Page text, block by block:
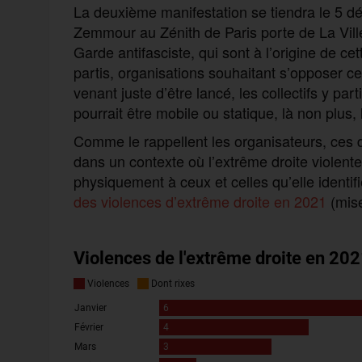
La deuxième manifestation se tiendra le 5
Zemmour au Zénith de Paris porte de La
Garde antifasciste, qui sont à l’origine de
partis, organisations souhaitant s’opposer
venant juste d’être lancé, les collectifs y
pourrait être mobile ou statique, là non
Comme le rappellent les organisateurs,
dans un contexte où l’extrême droite
physiquement à ceux et celles qu’elle
des violences d’extrême droite en 2021